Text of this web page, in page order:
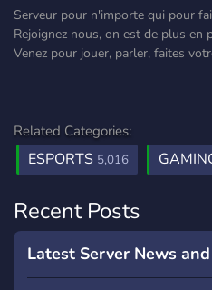
Serveur pour n'importe qui pour
Rejoignez nous, on est de plus en
Venez pour jouer, parler, faites
Related Categories:
ESPORTS 5,016
Recent Posts
Latest Server News